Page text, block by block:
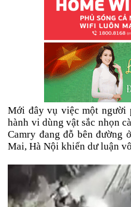
Mới đây vụ việc một người
hành vi dùng vật sắc nhọn
Camry đang đỗ bên đường
Mai, Hà Nội khiến dư luận